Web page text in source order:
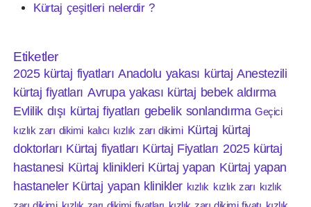
Kürtaj çeşitleri nelerdir ?
Etiketler
2025 kürtaj fiyatları Anadolu yakası kürtaj Anestezili
kürtaj fiyatları Avrupa yakası kürtaj bebek aldırma
Evlilik dışı kürtaj fiyatları gebelik sonlandırma Geçici
kızlık zarı dikimi kalıcı kızlık zarı dikimi Kürtaj kürtaj
doktorları Kürtaj fiyatları Kürtaj Fiyatları 2025 kürtaj
hastanesi Kürtaj klinikleri Kürtaj yapan Kürtaj yapan
hastaneler Kürtaj yapan klinikler kızlık kızlık zarı kızlık